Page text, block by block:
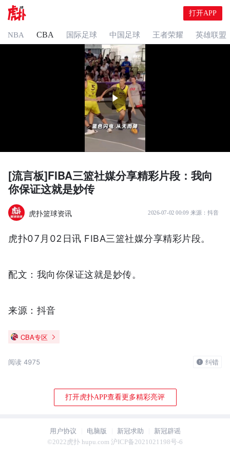
打开APP
NBA CBA 国际足球 中国足球 王者荣耀 英雄联盟
[流言板]FIBA三篮社媒分享精彩片段：我向
你保证这就是妙传
虎扑篮球资讯 2026-07-02 00:09 来源： 抖音
虎扑07月02日讯 FIBA三篮社媒分享精彩片段。
配文：我向你保证这就是妙传。
来源：抖音
CBA专区
阅读 4975 纠错
打开虎扑APP查看更多精彩亮评
用户协议 电脑版 新冠求助
新冠辟谣
©2022虎扑 hupu.com 沪ICP备2021021198号-6